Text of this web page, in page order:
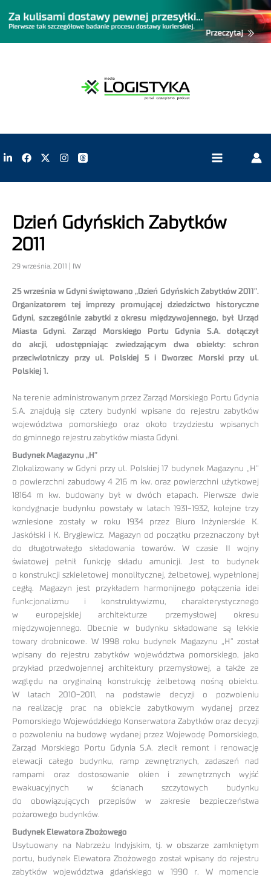
Dzień Gdyńskich Zabytków
2011
29 września, 2011 | IW
25 września w Gdyni świętowano „Dzień Gdyńskich Zabytków 2011”.
Organizatorem tej imprezy promującej dziedzictwo historyczne
Gdyni, szczególnie zabytki z okresu międzywojennego, był Urząd
Miasta Gdyni. Zarząd Morskiego Portu Gdynia S.A. dołączył
do akcji, udostępniając zwiedzającym dwa obiekty: schron
przeciwlotniczy przy ul. Polskiej 5 i Dworzec Morski przy ul.
Polskiej 1.
Na terenie administrowanym przez Zarząd Morskiego Portu Gdynia
S.A. znajdują się cztery budynki wpisane do rejestru zabytków
województwa pomorskiego oraz około trzydziestu wpisanych
do gminnego rejestru zabytków miasta Gdyni.
Budynek Magazynu „H”
Zlokalizowany w Gdyni przy ul. Polskiej 17 budynek Magazynu „H”
o powierzchni zabudowy 4 216 m kw. oraz powierzchni użytkowej
18164 m kw. budowany był w dwóch etapach. Pierwsze dwie
kondygnacje budynku powstały w latach 1931-1932, kolejne trzy
wzniesione zostały w roku 1934 przez Biuro Inżynierskie K.
Jaskółski i K. Brygiewicz. Magazyn od początku przeznaczony był
do długotrwałego składowania towarów. W czasie II wojny
światowej pełnił funkcję składu amunicji. Jest to budynek
o konstrukcji szkieletowej monolitycznej, żelbetowej, wypełnionej
cegłą. Magazyn jest przykładem harmonijnego połączenia idei
funkcjonalizmu i konstruktywizmu, charakterystycznego
w europejskiej architekturze przemysłowej okresu
międzywojennego. Obecnie w budynku składowane są lekkie
towary drobnicowe. W 1998 roku budynek Magazynu „H” został
wpisany do rejestru zabytków województwa pomorskiego, jako
przykład przedwojennej architektury przemysłowej, a także ze
względu na oryginalną konstrukcję żelbetową nośną obiektu.
W latach 2010-2011, na podstawie decyzji o pozwoleniu
na realizację prac na obiekcie zabytkowym wydanej przez
Pomorskiego Wojewódzkiego Konserwatora Zabytków oraz decyzji
o pozwoleniu na budowę wydanej przez Wojewodę Pomorskiego,
Zarząd Morskiego Portu Gdynia S.A. zlecił remont i renowację
elewacji całego budynku, ramp zewnętrznych, zadaszeń nad
rampami oraz dostosowanie okien i zewnętrznych wyjść
ewakuacyjnych w ścianach szczytowych budynku
do obowiązujących przepisów w zakresie bezpieczeństwa
pożarowego budynków.
Budynek Elewatora Zbożowego
Usytuowany na Nabrzeżu Indyjskim, tj. w obszarze zamkniętym
portu, budynek Elewatora Zbożowego został wpisany do rejestru
zabytków województwa gdańskiego w 1990 r. W momencie